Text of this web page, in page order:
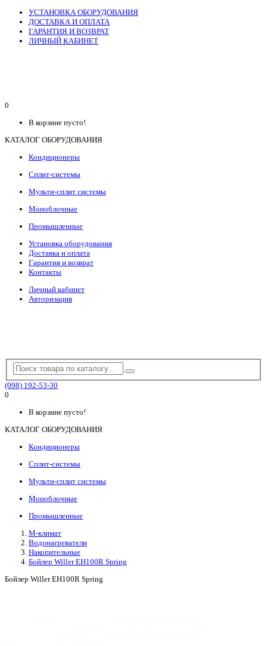
УСТАНОВКА ОБОРУДОВАНИЯ
ДОСТАВКА И ОПЛАТА
ГАРАНТИЯ И ВОЗВРАТ
ЛИЧНЫЙ КАБИНЕТ
0
В корзине пусто!
КАТАЛОГ ОБОРУДОВАНИЯ
Кондиционеры
Сплит-системы
Мульти-сплит системы
Моноблочные
Промышленные
Установка оборудования
Доставка и оплата
Гарантия и возврат
Контакты
Личный кабинет
Авторизация
(098) 192-53-30
0
В корзине пусто!
КАТАЛОГ ОБОРУДОВАНИЯ
Кондиционеры
Сплит-системы
Мульти-сплит системы
Моноблочные
Промышленные
М-климат
Водонагреватели
Накопительные
Бойлер Willer EH100R Spring
Бойлер Willer EH100R Spring